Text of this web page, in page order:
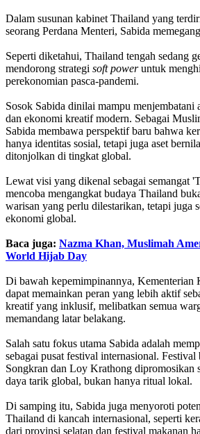
Dalam susunan kabinet Thailand yang
seorang Perdana Menteri, Sabida
Seperti diketahui, Thailand tengah sedang
mendorong strategi soft poweruntuk
perekonomian pasca-pandemi.
Sosok Sabida dinilai mampu menjembatani
dan ekonomi kreatif modern. Sebagai
Sabida membawa perspektif baru bahwa
hanya identitas sosial, tetapi juga aset
ditonjolkan di tingkat global.
Lewat visi yang dikenal sebagai semangat
mencoba mengangkat budaya Thailand
warisan yang perlu dilestarikan, tetapi juga
ekonomi global.
Baca juga: Nazma Khan, Muslimah
World Hijab Day
Di bawah kepemimpinannya, Kementerian
dapat memainkan peran yang lebih aktif
kreatif yang inklusif, melibatkan semua
memandang latar belakang.
Salah satu fokus utama Sabida adalah
sebagai pusat festival internasional. Festival
Songkran dan Loy Krathong dipromosikan
daya tarik global, bukan hanya ritual lokal.
Di samping itu, Sabida juga menyoroti
Thailand di kancah internasional, seperti
dari provinsi selatan dan festival makanan